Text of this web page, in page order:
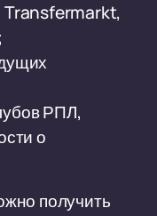
РПЛ,
о
получить